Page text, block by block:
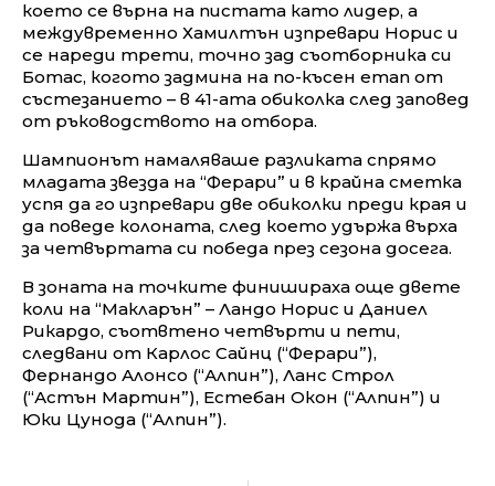
което се върна на пистата като лидер, а
междувременно Хамилтън изпревари Норис и
се нареди трети, точно зад съотборника си
Ботас, когото задмина на по-късен етап от
състезанието – в 41-ата обиколка след заповед
от ръководството на отбора.
Шампионът намаляваше разликата спрямо
младата звезда на “Ферари” и в крайна сметка
успя да го изпревари две обиколки преди края и
да поведе колоната, след което удържа върха
за четвъртата си победа през сезона досега.
В зоната на точките финишираха още двете
коли на “Макларън” – Ландо Норис и Даниел
Рикардо, съотвтено четвърти и пети,
следвани от Карлос Сайнц (“Ферари”),
Фернандо Алонсо (“Алпин”), Ланс Строл
(“Астън Мартин”), Естебан Окон (“Алпин”) и
Юки Цунода (“Алпин”).